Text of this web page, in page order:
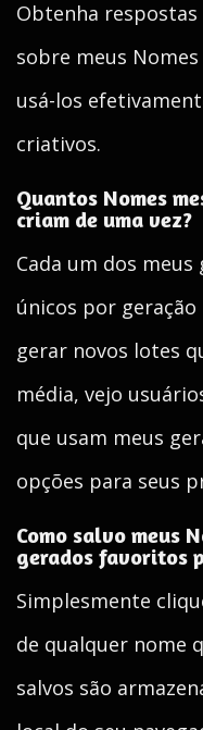
Obtenha
sobre meus
usá-los
criativos.
Quantos Nomes
criam de uma vez?
Cada um dos
únicos por
gerar novos lotes
média, vejo
que usam meus
opções para seus
Como salvo meus
gerados favoritos
Simplesmente
de qualquer nome
salvos são